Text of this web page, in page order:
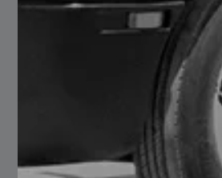
maquinaria acércate a nosotros
equipo que puede atender tus
con información técnica
alguna ayudarán a mejorar tus
aplicación principal sean los